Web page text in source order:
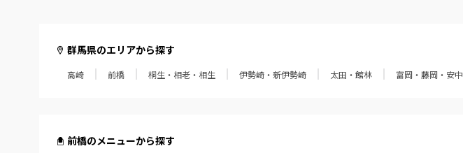
群馬県のエリアから探す
高崎 前橋 桐生・相老・相生 伊勢崎・新伊勢崎 太田・館林 富岡・藤岡・安中
前橋のメニューから探す